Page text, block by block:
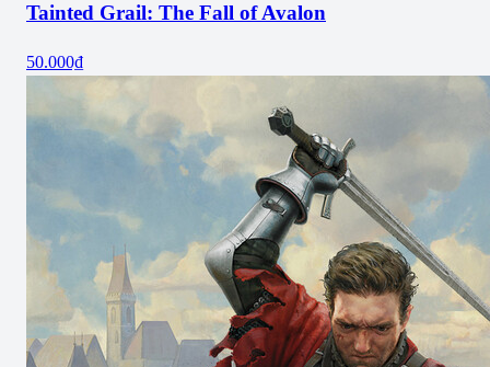
Tainted Grail: The Fall of Avalon
50.000₫